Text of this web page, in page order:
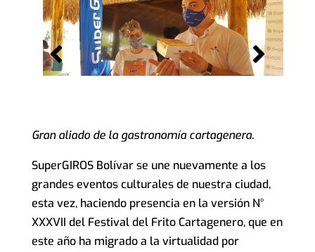
Gran aliado de la gastronomía cartagenera.
SuperGIROS Bolívar se une nuevamente a los
grandes eventos culturales de nuestra ciudad,
esta vez, haciendo presencia en la versión N°
XXXVII del Festival del Frito Cartagenero, que en
este año ha migrado a la virtualidad por